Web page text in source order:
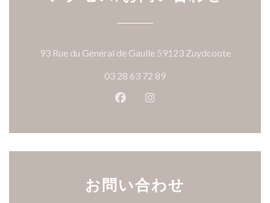
93 Rue du Général de Gaulle 59123 Zuydcoote((新しい
03 28 63 72 89
Facebook ((新しいウィンドウ
Instagram ((新しいウィ
お問い合わせ